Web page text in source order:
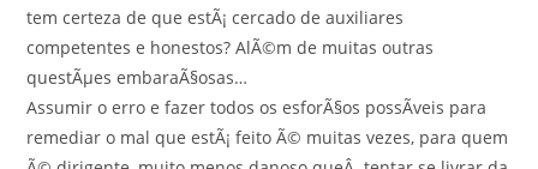
tem certeza de que estÃ¡ cercado de auxiliares
competentes e honestos? AlÃ©m de muitas outras
questÃµes embaraÃ§osas…
Assumir o erro e fazer todos os esforÃ§os possÃ­veis para
remediar o mal que estÃ¡ feito Ã© muitas vezes, para quem